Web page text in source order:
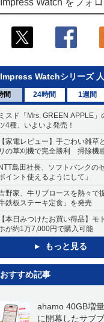
Impress Watch をフォ
Impress Watchシリーズ
間 24時間 1週間
スド「Mrs. GREEN APPLE」
4種、いよいよ発売！
家電レビュー】手ごわい雑草
の草刈機で完全勝利 掃除機
島田社長、ソフトバンクの
イント使えるようにして」
野家、牛リブロースを熱々で
鉄板ステーキ定食」を発売
本日みつけたお買い得品】モ
が約1万7,000円で購入可能
もっと見る
おすすめ記事
ahamo 40GB増
に開幕したサブ